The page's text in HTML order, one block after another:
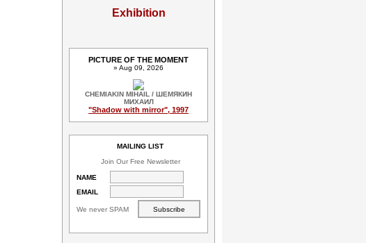
Exhibition
PICTURE OF THE MOMENT
» Aug 09, 2026
CHEMIAKIN MIHAIL / ШЕМЯКИН
МИХАИЛ
"Shadow with mirror", 1997
MAILING LIST
Join Our Free Newsletter
NAME
EMAIL
We never SPAM